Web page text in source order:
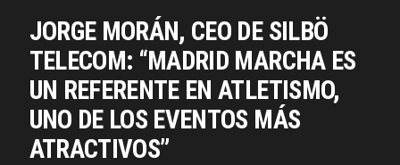
JORGE MORÁN, CEO DE SILBÖ
TELECOM: “MADRID MARCHA ES
UN REFERENTE EN ATLETISMO,
UNO DE LOS EVENTOS MÁS
ATRACTIVOS”
Galería
Sostenibilidad